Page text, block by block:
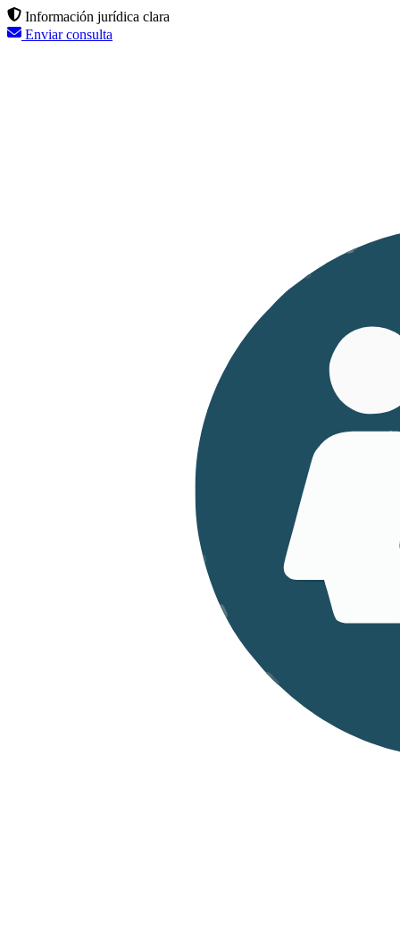
Información jurídica clara
Enviar consulta